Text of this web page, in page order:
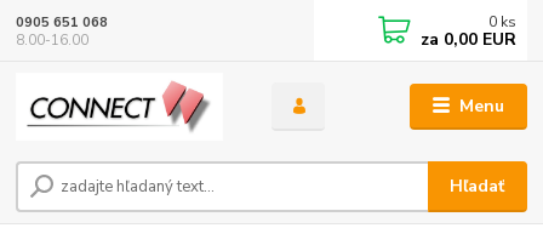
Menu
Hľadať
0905 651 068
8.00-16.00
0 ks
za 0,00 EUR